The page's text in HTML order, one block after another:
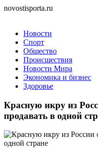
novostisporta.ru
Новости
Спорт
Общество
Происшествия
Новости Мира
Экономика и бизнес
Здоровье
Красную икру из
продавать в одной